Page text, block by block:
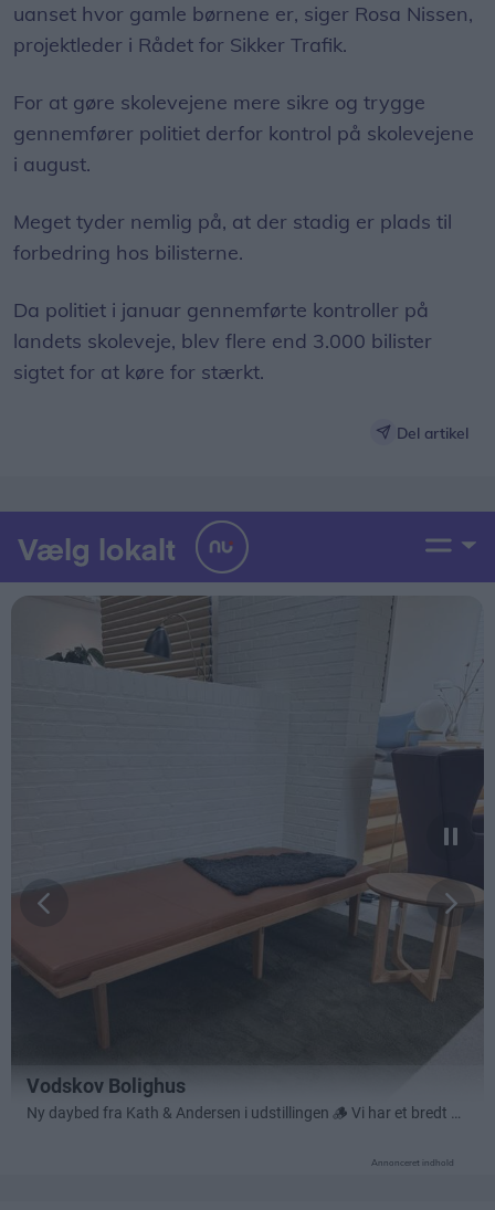
uanset hvor gamle børnene er, siger Rosa Nissen,
projektleder i Rådet for Sikker Trafik.
For at gøre skolevejene mere sikre og trygge
gennemfører politiet derfor kontrol på skolevejene
i august.
Meget tyder nemlig på, at der stadig er plads til
forbedring hos bilisterne.
Da politiet i januar gennemførte kontroller på
landets skoleveje, blev flere end 3.000 bilister
sigtet for at køre for stærkt.
Del artikel
Annonceret indhold